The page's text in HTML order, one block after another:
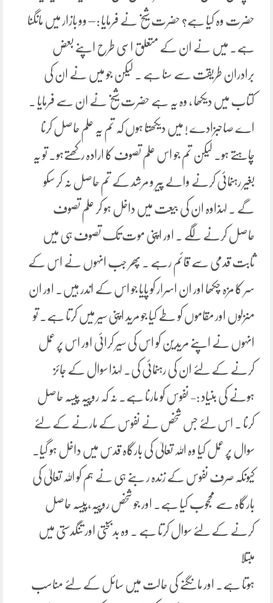
حضرت وہ کیا ہے؟ حضرت شیخ نے فرمایا : – وو بازار میں مانگنا
ہے۔ میں نے ان کے متعلق اسی طرح اپنے بعض
برادران طریقت سے سنا ہے ۔ لیکن جو میں نے ان کی
کتاب میں دیکھا ، وہ یہ ہے حضرت شیخ نے ان سے فرمایا ۔
اے صاحبزادے ! میں دیکھتا ہوں کہ تم یہ علم حاصل کرنا
چاہتے ہو۔ لیکن تم جو اس علم تصوف کا ارادہ رکھتےہو۔ تو یہ
بغیر رہنمائی کرنے والے پیر و مرشد کے تم حاصل نہ کر سکو
گے ۔ لہذاوہ ان کی بیعت میں داخل ہو کر علم تصوف
حاصل کرنے لگے ۔ اور اپنی موت تک تصوف ہی میں
ثابت قدمی سے قائم رہے ۔ پھر جب انہوں نے اس کے
سر کا مزہ چکھا اور ان اسرار کو پایا جو اس کے اندر ہیں۔ اور ان
منزلوں اور مقاموں کو طے کیا جو مرید اپنی سیر میں کرتا ہے۔ تو
انہوں نے اپنے مریدین کو اس کی سیر کرائی اور اس پر عمل
کرنے کے لئے ان کی رہنمائی کی۔ لہذا سوال کے جائز
ہونے کی بنیاد :- نفوس کو مارنا ہے۔ نہ کہ روپیہ پیسہ حاصل
کرنا ۔ اس لئے جس شخص نے نفوس کے مارنے کے لئے
سوال پر عمل کیا وہ اللہ تعالیٰ کی بارگاہ قدس میں داخل ہو گیا۔
کیونکہ صرف نفوس کے زندہ ر بنے ہی نے ہم کو اللہ تعالیٰ کی
بارگاہ سے محجوب کیا ہے۔ اور جو شخص روپیہ،پیسہ حاصل
کرنے کے لئے سوال کرتا ہے ۔ وہ بدبختی اور تنگدستی میں
مبتلا
ہوتا ہے۔ اور مانگنے کی حالت میں سائل کے لئے مناسب